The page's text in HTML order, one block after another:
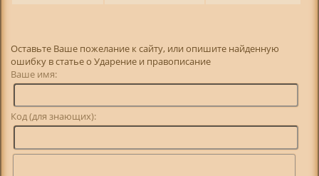
Оставьте Ваше пожелание к сайту, или опишите найденную
ошибку в статье о Ударение и правописание
Ваше имя:
Код (для знающих):